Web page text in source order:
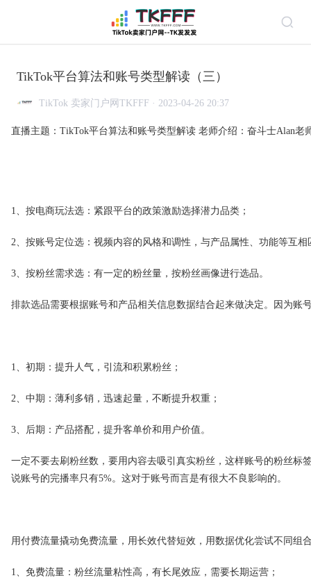
TikTok平台算法和账号类型解读（三）
TikTok 卖家门户网TKFFF · 2023-04-26 20:37
直播主题：TikTok平台算法和账号类型解读 老师介绍：奋斗士Alan
1、按电商玩法选：紧跟平台的政策激励选择潜力品类；
2、按账号定位选：视频内容的风格和调性，与产品属性、功能等互相
3、按粉丝需求选：有一定的粉丝量，按粉丝画像进行选品。
排款选品需要根据账号和产品相关信息数据结合起来做决定。因为
1、初期：提升人气，引流和积累粉丝；
2、中期：薄利多销，迅速起量，不断提升权重；
3、后期：产品搭配，提升客单价和用户价值。
一定不要去刷粉丝数，要用内容去吸引真实粉丝，这样账号的粉丝标
说账号的完播率只有5%。这对于账号而言是有很大不良影响的。
用付费流量撬动免费流量，用长效代替短效，用数据优化尝试不同组
1、免费流量：粉丝流量粘性高，有长尾效应，需要长期运营；